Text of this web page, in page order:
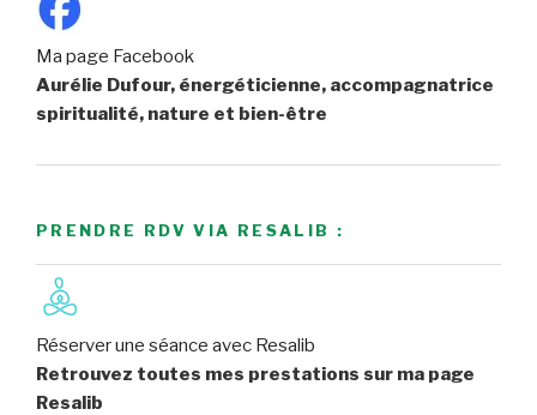
Ma page Facebook
Aurélie Dufour, énergéticienne, accompagnatrice
spiritualité, nature et bien-être
PRENDRE RDV VIA RESALIB :
Réserver une séance avec Resalib
Retrouvez toutes mes prestations sur ma page
Resalib